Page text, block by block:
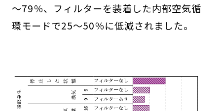
～79％、フィルターを装着した内部空気循
環モードで25～50％に低減されました。